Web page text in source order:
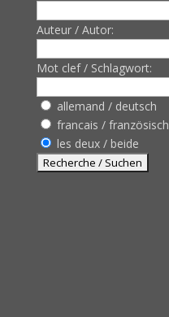
Auteur / Autor:
Mot clef / Schlagwort:
allemand / deutsch
francais / französisch
les deux / beide